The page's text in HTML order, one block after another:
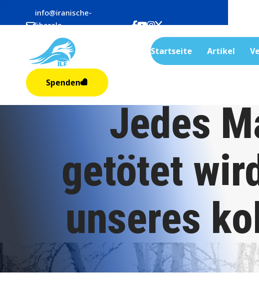
info@iranische-
liberale-
frauen.org
Startseite Artikel
Spenden
Jedes
getötet
unseres